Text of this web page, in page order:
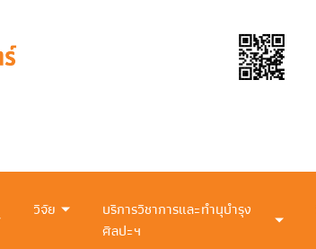
วิจัย
บริการวิชาการและทำนุบำรุง
ศิลปะฯ